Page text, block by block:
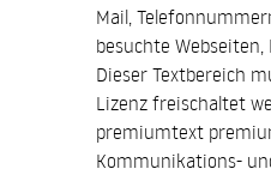
Mail,
besuchte
Dieser Textbereich
Lizenz freischaltet
premiumtext
Kommunikations-